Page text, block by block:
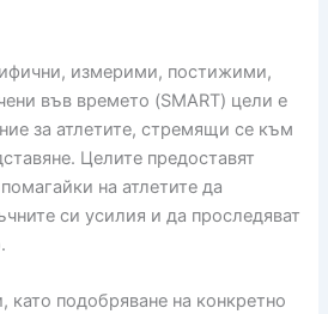
измерими, постижими,
във времето (SMART) цели е
за атлетите, стремящи се към
Целите предоставят
на атлетите да
си усилия и да проследяват
като подобряване на конкретно